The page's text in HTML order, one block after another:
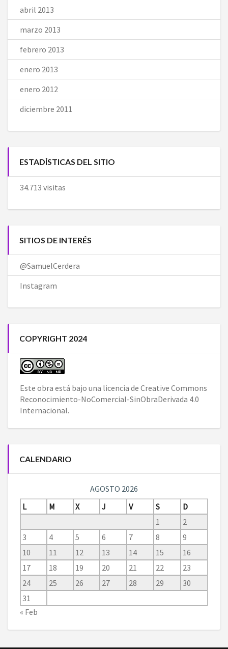
abril 2013
marzo 2013
febrero 2013
enero 2013
enero 2012
diciembre 2011
ESTADÍSTICAS DEL SITIO
34.713 visitas
SITIOS DE INTERÉS
@SamuelCerdera
Instagram
COPYRIGHT 2024
Este obra está bajo una licencia de Creative Commons
Reconocimiento-NoComercial-SinObraDerivada 4.0
Internacional.
CALENDARIO
AGOSTO 2026
L
M X J V S
D
1
2
3
4 5 6 7 8
9
10
11 12 13 14 15
16
17
18 19 20 21 22
23
24
25 26 27 28 29
30
31
« Feb